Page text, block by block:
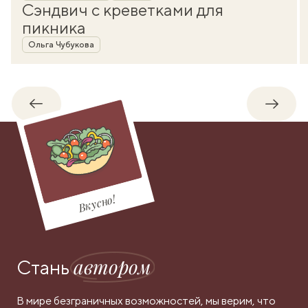
Сэндвич с креветками для
пикника
Автор
Ольга Чубукова
Обратно
Вкусно!
Станьавтором
В мире безграничных возможностей, мы верим, что